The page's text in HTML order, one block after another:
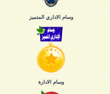
وسام الاداري المتميز
وسام الادارة